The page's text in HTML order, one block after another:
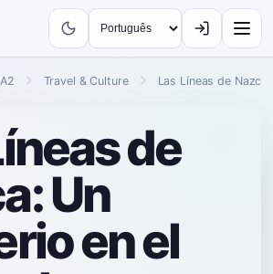
A2 Travel & Culture Las Líneas de
de
Un
en el